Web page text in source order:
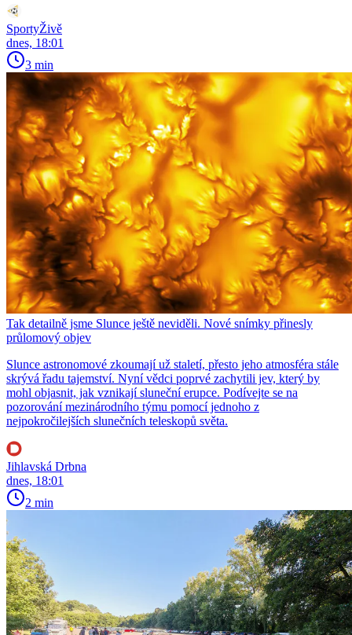
SportyŽivě
dnes, 18:01
3 min
Tak detailně jsme Slunce ještě neviděli. Nové snímky přinesly
průlomový objev
Slunce astronomové zkoumají už staletí, přesto jeho atmosféra stále
skrývá řadu tajemství. Nyní vědci poprvé zachytili jev, který by
mohl objasnit, jak vznikají sluneční erupce. Podívejte se na
pozorování mezinárodního týmu pomocí jednoho z
nejpokročilejších slunečních teleskopů světa.
Jihlavská Drbna
dnes, 18:01
2 min